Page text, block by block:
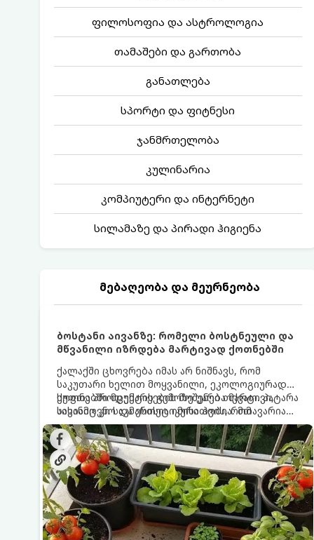
ფილოსოფია და ასტროლოგია
თამაშები და გართობა
განათლება
სპორტი და ფიტნესი
ჯანმრთელობა
კულინარია
კომპიუტერი და ინტერნეტი
სილამაზე და პირადი ჰიგიენა
მებაღეობა და მეურნეობა
ბოსტანი აივანზე: რომელი ბოსტნეული და
მწვანილი იზრდება მარტივად ქოთნებში
ქალაქში ცხოვრება იმას არ ნიშნავს, რომ
საკუთარი ხელით მოყვანილი, ეკოლოგიურად
სუფთა პროდუქტის გემოზე უარი თქვათ. პატარა
აივანიც კი საკმარისია იმისათვის, რომ
მოიწყოთ მინი-ბოსტანი, საიდანაც
ყოველდღიურად ახალ, არომატულ მწვანილსა
და ბოსტნეულს მოკრეფთ.
ქოთნებში მცენარეების მოშენება მარტივი,
სასიამოვნო და ესთეტიკური ჰობია. მთავარია
იცოდეთ, რომელი კულტურები ეგუებიან
ქოთნის პირობებს ყველაზე კარგად და როგორ
მოუაროთ მათ სწორად.